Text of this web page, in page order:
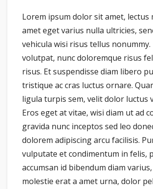
Lorem ipsum dolor sit amet, lectus
amet eget varius nulla ultricies,
vehicula wisi risus tellus nonummy.
volutpat, nunc doloremque risus
risus. Et suspendisse diam libero
tristique ac cras luctus ornare.
ligula turpis sem, velit dolor luctus
Eros eget at vitae, wisi diam ut ad
gravida nunc inceptos sed leo
dolorem adipiscing arcu facilisis.
vulputate et condimentum in felis,
accumsan id bibendum diam
molestie erat a amet urna, dolor